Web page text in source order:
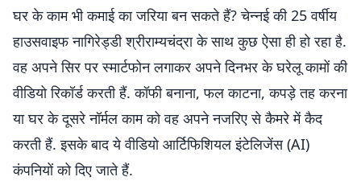
घर के काम भी कमाई का जरिया बन सकते हैं? चेन्नई की 25 वर्षीय
हाउसवाइफ नागिरेड्डी श्रीराम्यचंद्रा के साथ कुछ ऐसा ही हो रहा है.
वह अपने सिर पर स्मार्टफोन लगाकर अपने दिनभर के घरेलू कामों की
वीडियो रिकॉर्ड करती हैं. कॉफी बनाना, फल काटना, कपड़े तह करना
या घर के दूसरे नॉर्मल काम को वह अपने नजरिए से कैमरे में कैद
करती हैं. इसके बाद ये वीडियो आर्टिफिशियल इंटेलिजेंस (AI)
कंपनियों को दिए जाते हैं.